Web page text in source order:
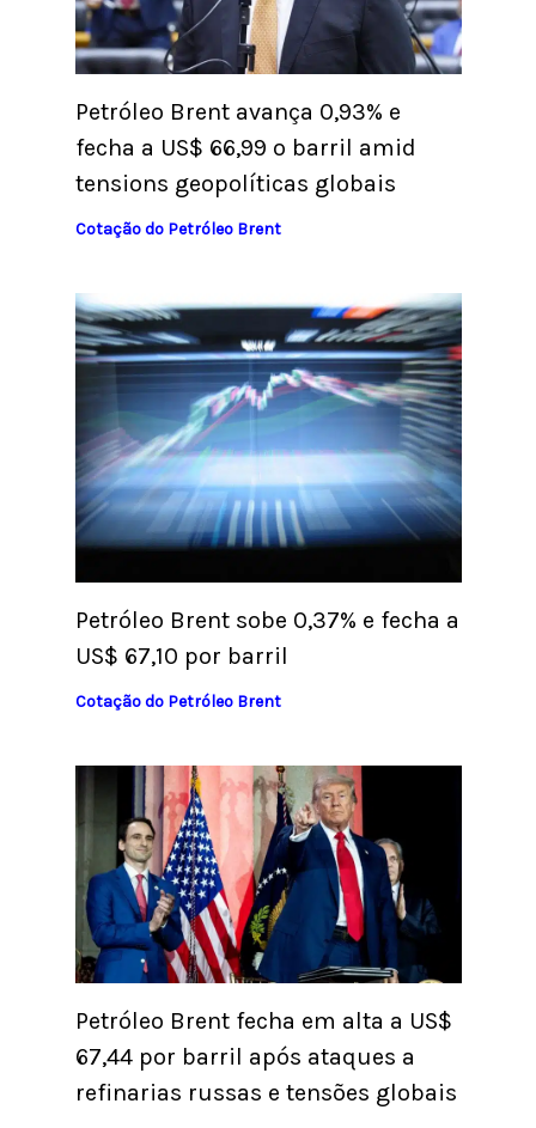
Petróleo Brent avança 0,93% e
fecha a US$ 66,99 o barril amid
tensions geopolíticas globais
Cotação do Petróleo Brent
Petróleo Brent sobe 0,37% e fecha a
US$ 67,10 por barril
Cotação do Petróleo Brent
Petróleo Brent fecha em alta a US$
67,44 por barril após ataques a
refinarias russas e tensões globais